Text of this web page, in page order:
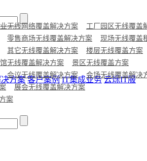
方案 客户案例 IT集成业务 云烁IT服
无线网络覆盖解决方案
工厂园区无线覆盖
零售商场无线覆盖解决方案
现场无线覆盖
其它无线覆盖解决方案
楼层无线覆盖方案
无线覆盖解决方案
景区无线覆盖方案
会议无线覆盖解决方案
会场无线覆盖解决
展会无线覆盖解决方案
案